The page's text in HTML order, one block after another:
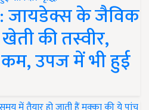
जायडेक्स के जैविक
की तस्वीर,
उपज में भी हुई